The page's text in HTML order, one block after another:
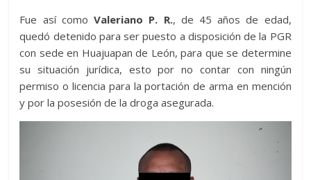
Fue así comoValeriano P. R., de 45 años de edad,
quedó detenido para ser puesto a disposición de la PGR
con sede en Huajuapan de León, para que se determine
su situación jurídica, esto por no contar con ningún
permiso o licencia para la portación de arma en mención
y por la posesión de la droga asegurada.